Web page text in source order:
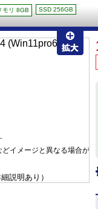
モリ 8GB SSD 256GB
イメージと異なる場合が
説明あり）